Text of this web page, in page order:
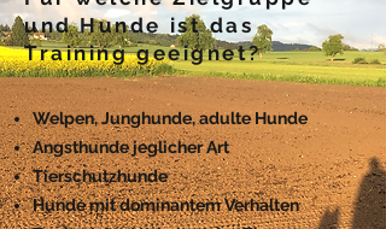
und Hunde ist das
Training geeignet?
Welpen, Junghunde, adulte Hunde
Angsthunde jeglicher Art
Tierschutzhunde
Hunde mit dominantem Verhalten